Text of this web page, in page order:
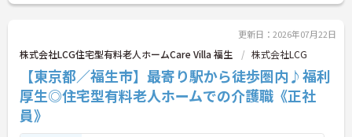
更新日：2026年07月22日
株式会社LCG住宅型有料老人ホームCare Villa 福生 株式会社LCG
【東京都／福生市】最寄り駅から徒歩圏内♪福利
厚生◎住宅型有料老人ホームでの介護職《正社
員》